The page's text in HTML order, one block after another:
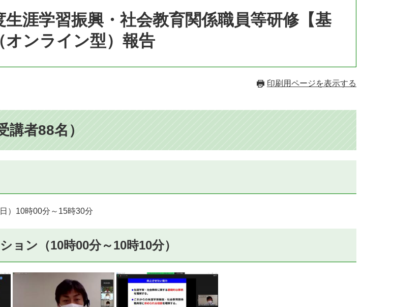
生涯学習振興・社会教育関係職員等研修【基
オンライン型）報告
印刷用ページを表示する
講者88名）
）10時00分～15時30分
ョン（10時00分～10時10分）